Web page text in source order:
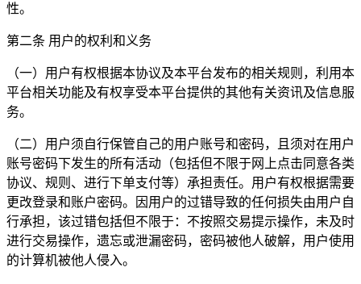
性。
第二条 用户的权利和义务
（一）用户有权根据本协议及本平台发布的相关规则，利用本
平台相关功能及有权享受本平台提供的其他有关资讯及信息服
务。
（二）用户须自行保管自己的用户账号和密码，且须对在用户
账号密码下发生的所有活动（包括但不限于网上点击同意各类
协议、规则、进行下单支付等）承担责任。用户有权根据需要
更改登录和账户密码。因用户的过错导致的任何损失由用户自
行承担，该过错包括但不限于：不按照交易提示操作，未及时
进行交易操作，遗忘或泄漏密码，密码被他人破解，用户使用
的计算机被他人侵入。